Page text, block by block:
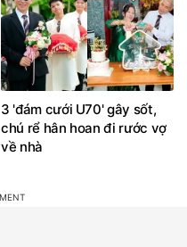
3 'đám cưới U70' gây sốt,
chú rể hân hoan đi rước vợ
về nhà